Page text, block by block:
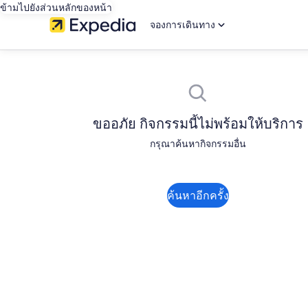
ข้ามไปยังส่วนหลักของหน้า
จองการเดินทาง
ขออภัย กิจกรรมนี้ไม่พร้อมให้บริการ
กรุณาค้นหากิจกรรมอื่น
ค้นหาอีกครั้ง